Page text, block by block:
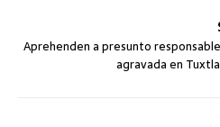
Aprehenden a presunto
agravada en